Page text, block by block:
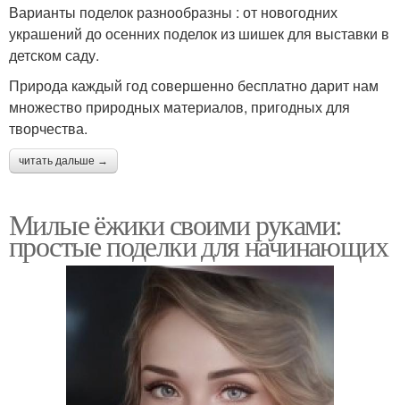
Варианты поделок разнообразны : от новогодних
украшений до осенних поделок из шишек для выставки в
детском саду.
Природа каждый год совершенно бесплатно дарит нам
множество природных материалов, пригодных для
творчества.
читать дальше →
Милые ёжики своими руками:
простые поделки для начинающих